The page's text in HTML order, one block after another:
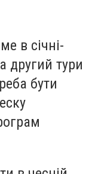
в січні-
другий тури
бути